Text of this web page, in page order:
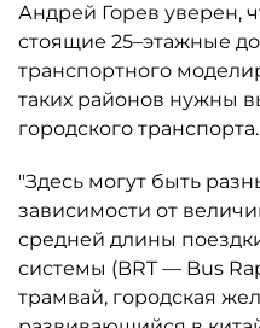
Андрей Горев уверен,
стоящие 25–этажные
транспортного
таких районов нужны
городского транспорта.
"Здесь могут быть
зависимости от
средней длины
системы (BRT — Bus
трамвай, городская